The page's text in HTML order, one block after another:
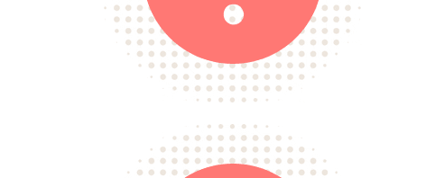
Matière(s)
Français